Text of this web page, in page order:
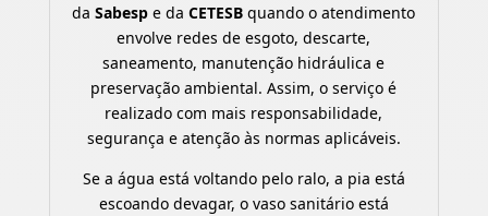
daSabesp e daCETESB quando o atendimento
envolve redes de esgoto, descarte,
saneamento, manutenção hidráulica e
preservação ambiental. Assim, o serviço é
realizado com mais responsabilidade,
segurança e atenção às normas aplicáveis.
Se a água está voltando pelo ralo, a pia está
escoando devagar, o vaso sanitário está